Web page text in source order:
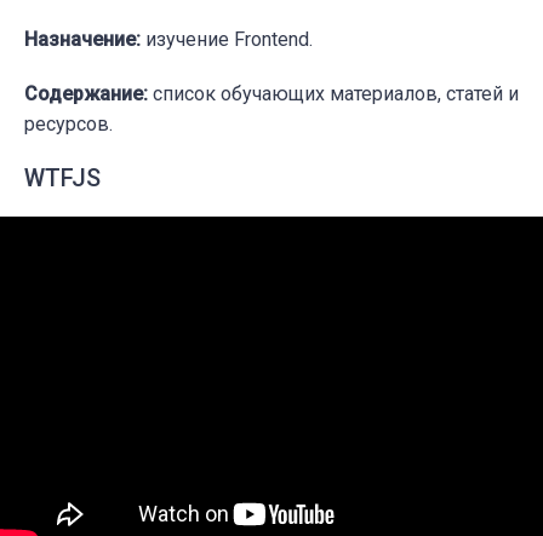
Назначение: изучение Frontend.
Содержание: список обучающих материалов, статей и
ресурсов.
WTFJS